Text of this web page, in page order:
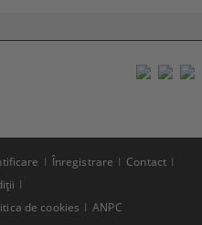
Înregistrare
Contact
de cookies ANPC